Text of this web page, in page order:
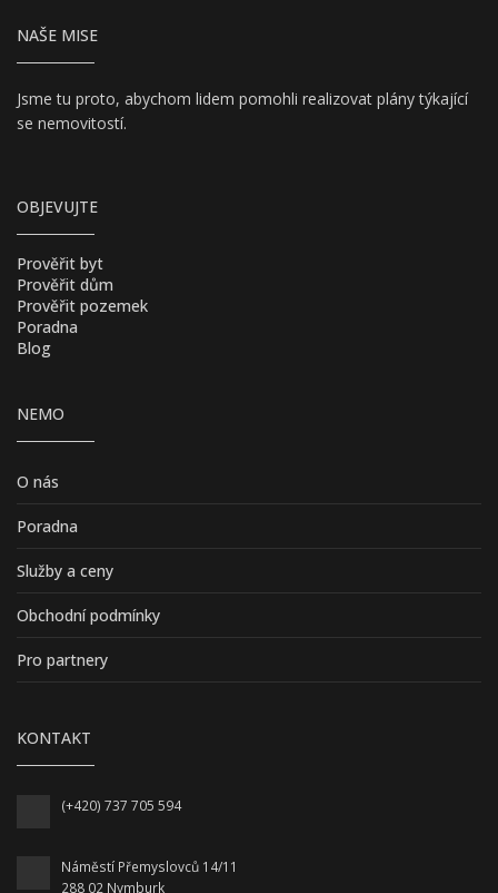
NAŠE MISE
Jsme tu proto, abychom lidem pomohli realizovat plány týkající
se nemovitostí.
OBJEVUJTE
Prověřit byt
Prověřit dům
Prověřit pozemek
Poradna
Blog
NEMO
O nás
Poradna
Služby a ceny
Obchodní podmínky
Pro partnery
KONTAKT
(+420) 737 705 594
Náměstí Přemyslovců 14/11
288 02 Nymburk